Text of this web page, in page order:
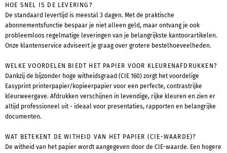
HOE SNEL IS DE LEVERING?
De standaard levertijd is meestal 3 dagen. Met de praktische
abonnementsfunctie bespaar je niet alleen geld, maar ontvang je ook
probleemloos regelmatige leveringen van je belangrijkste kantoorartikelen.
Onze klantenservice adviseert je graag over grotere bestelhoeveelheden.
WELKE VOORDELEN BIEDT HET PAPIER VOOR KLEURENAFDRUKKEN?
Dankzij de bijzonder hoge witheidsgraad (CIE 160) zorgt het voordelige
Easyprint printerpapier/kopieerpapier voor een perfecte, contrastrijke
kleurweergave. Afdrukken verschijnen in levendige, rijke kleuren en zien er
altijd professioneel uit - ideaal voor presentaties, rapporten en belangrijke
documenten.
WAT BETEKENT DE WITHEID VAN HET PAPIER (CIE-WAARDE)?
De witheid van het papier wordt aangegeven door de CIE-waarde. Een hogere